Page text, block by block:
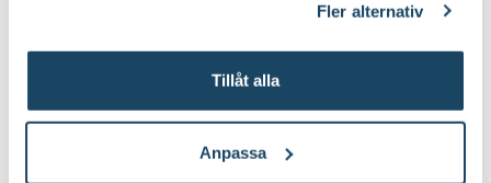
Fler alternativ
Tillåt alla
AnpassaBlomstra